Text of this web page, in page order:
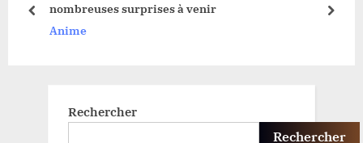
o
nombreuses surprises à venir
Anime
prev next
Rechercher
Rechercher